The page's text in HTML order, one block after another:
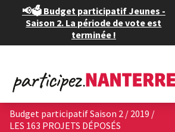
📢🗳️ Budget participatif Jeunes -
Saison 2. La période de vote est
terminée !
Budget participatif Saison 2 / 2019 /
LES 163 PROJETS DÉPOSÉS